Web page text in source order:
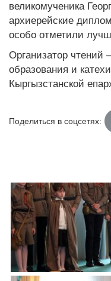
великомученика
архиерейские
особо отметили
Организатор чтений
образования и
Кыргызстанской
Поделиться в соцсетях: